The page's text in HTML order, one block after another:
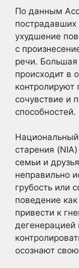
По данным
ухудшение
с
речи. Большая
происходит в
контролируют
сочувствие и
способностей.
старения
семьи и
неправильно
грубость или
поведение
привести к
дегенерацией
осознают